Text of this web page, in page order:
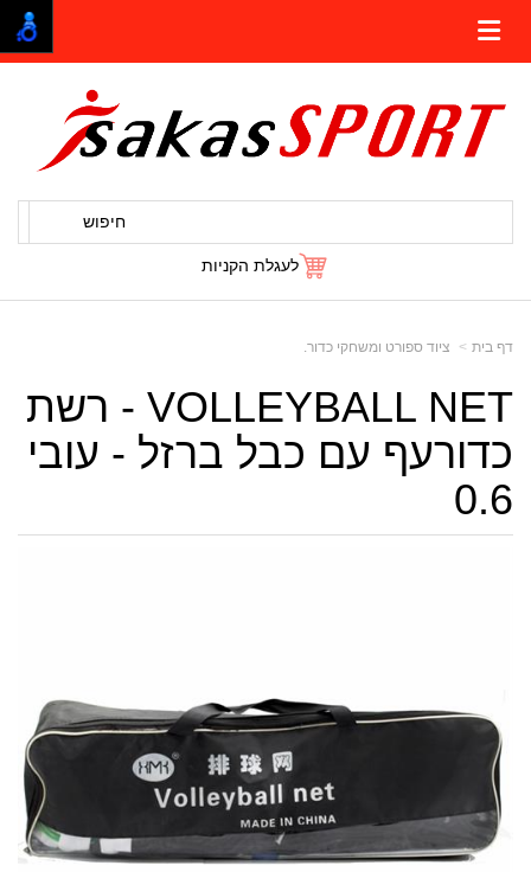
חיפוש
לעגלת הקניות
דף בית ציוד ספורט ומשחקי כדור.
VOLLEYBALL NET - רשת
כדורעף עם כבל ברזל - עובי
0.6